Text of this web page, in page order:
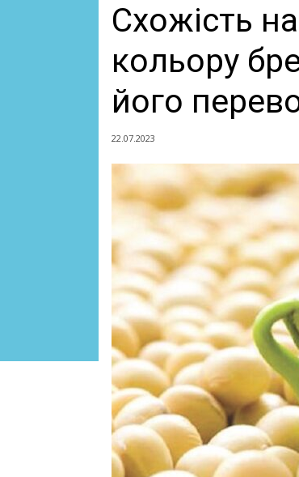
Схожість
кольору
його
22.07.2023